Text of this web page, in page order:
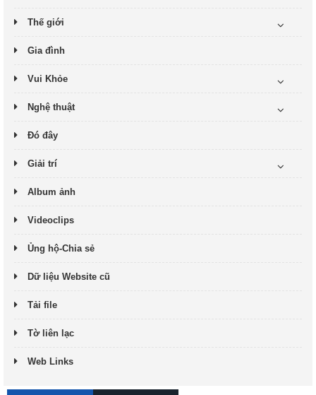
Thế giới
Gia đình
Vui Khỏe
Nghệ thuật
Đó đây
Giải trí
Album ảnh
Videoclips
Ủng hộ-Chia sẻ
Dữ liệu Website cũ
Tải file
Tờ liên lạc
Web Links